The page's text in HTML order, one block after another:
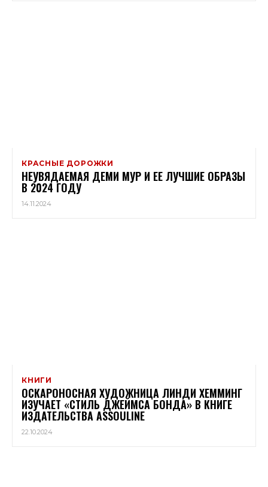
КРАСНЫЕ ДОРОЖКИ
НЕУВЯДАЕМАЯ ДЕМИ МУР И ЕЕ ЛУЧШИЕ ОБРАЗЫ
В 2024 ГОДУ
14.11.2024
КНИГИ
ОСКАРОНОСНАЯ ХУДОЖНИЦА ЛИНДИ ХЕММИНГ
ИЗУЧАЕТ «СТИЛЬ ДЖЕЙМСА БОНДА» В КНИГЕ
ИЗДАТЕЛЬСТВА ASSOULINE
22.10.2024